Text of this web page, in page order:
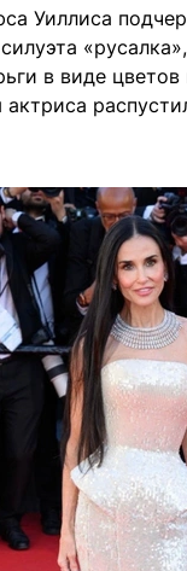
Уиллиса
в виде